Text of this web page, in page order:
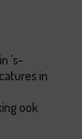
's-
in
ook